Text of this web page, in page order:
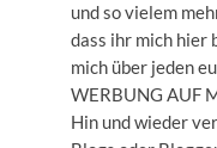
und so vielem
dass ihr mich hier
mich über jeden
WERBUNG AUF
Hin und wieder